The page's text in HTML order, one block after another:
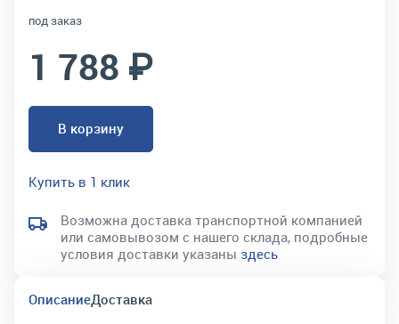
под заказ
1 788 ₽
В корзину
Купить в 1 клик
Возможна доставка транспортной компанией
или самовывозом с нашего склада, подробные
условия доставки указаны здесь
ОписаниеДоставка